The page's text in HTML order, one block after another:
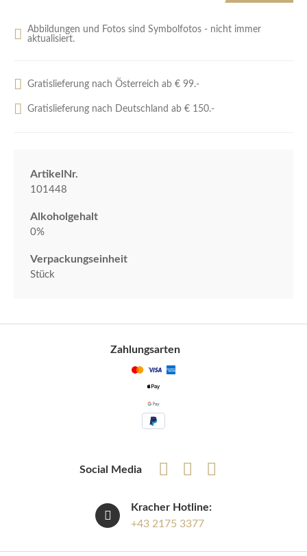
Abbildungen und Fotos sind Symbolfotos - nicht immer
aktualisiert.
Gratislieferung nach Österreich ab € 99.-
Gratislieferung nach Deutschland ab € 150.-
ArtikelNr.
101448
Alkoholgehalt
0%
Verpackungseinheit
Stück
Zahlungsarten
Social Media
Kracher Hotline:
+43 2175 3377